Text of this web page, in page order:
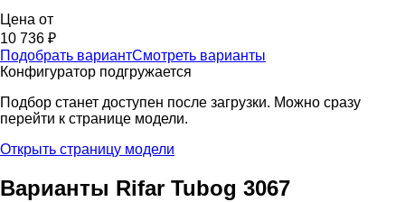
Цена от
10 736 ₽
Подобрать вариантСмотреть варианты
Конфигуратор подгружается
Подбор станет доступен после загрузки. Можно сразу
перейти к странице модели.
Открыть страницу модели
Варианты Rifar Tubog 3067